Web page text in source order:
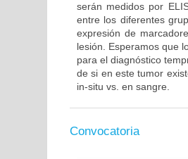
serán medidos por
entre los diferentes
expresión de
lesión. Esperamos que
para el diagnóstico
de si en este tumor
in-situ vs. en sangre.
Convocatoria